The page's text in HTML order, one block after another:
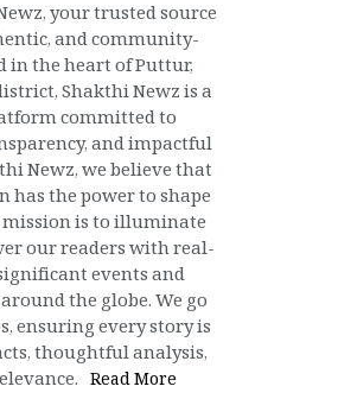
your trusted source
and community-
in the heart of Puttur,
Shakthi Newz is a
committed to
and impactful
Newz, we believe that
the power to shape
mission is to illuminate
our readers with real-
events and
the globe. We go
ensuring every story is
thoughtful analysis,
Read More